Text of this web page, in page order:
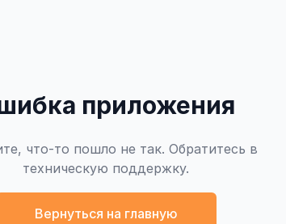
приложения
что-то пошло не так. Обратитесь в
техническую поддержку.
Вернуться на главную